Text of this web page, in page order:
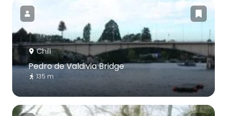
Chili
Pedro de Valdivia Bridge
135 m